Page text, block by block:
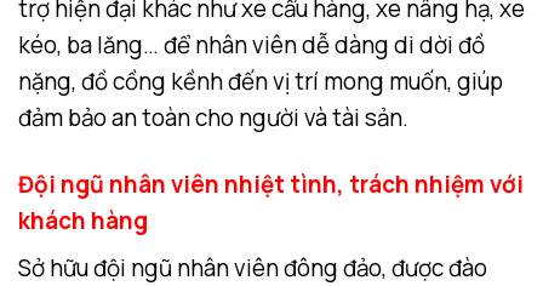
trợ hiện đại khác như xe cẩu hàng, xe nâng hạ, xe
kéo, ba lăng… để nhân viên dễ dàng di dời đồ
nặng, đồ cồng kềnh đến vị trí mong muốn, giúp
đảm bảo an toàn cho người và tài sản.
Đội ngũ nhân viên nhiệt tình, trách nhiệm với
khách hàng
Sở hữu đội ngũ nhân viên đông đảo, được đào